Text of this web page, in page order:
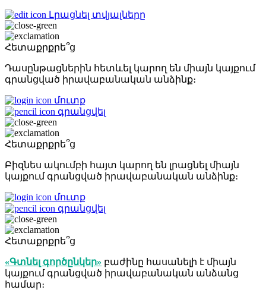
Լրացնել տվյալները
Հետաքրքրե՞ց
Դասընթացներին հետևել կարող են միայն կայքում
գրանցված իրավաբանական անձինք։
մուտք
գրանցվել
Հետաքրքրե՞ց
Բիզնես ակումբի հայտ կարող են լրացնել միայն
կայքում գրանցված իրավաբանական անձինք։
մուտք
գրանցվել
Հետաքրքրե՞ց
«Գտնել գործընկեր» բաժինը հասանելի է միայն
կայքում գրանցված իրավաբանական անձանց
համար։